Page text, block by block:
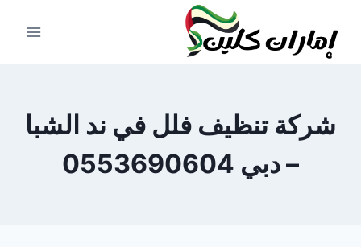
المحتوى
شركة تنظيف فلل في ند الشبا
– دبي 0553690604